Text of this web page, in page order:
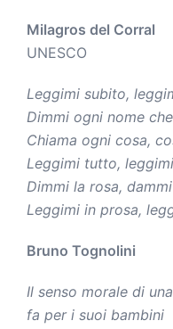
Milagros del Corral
UNESCO
Leggimi subito,
Dimmi ogni nome
Chiama ogni cosa,
Leggimi tutto,
Dimmi la rosa,
Leggimi in prosa,
Bruno Tognolini
Il senso morale di
fa per i suoi bambini